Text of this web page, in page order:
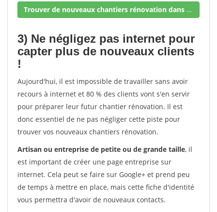
Trouver de nouveaux chantiers rénovation dans votre secteur !
3) Ne négligez pas internet pour
capter plus de nouveaux clients
!
Aujourd'hui, il est impossible de travailler sans avoir
recours à internet et 80 % des clients vont s'en servir
pour préparer leur futur chantier rénovation. Il est
donc essentiel de ne pas négliger cette piste pour
trouver vos nouveaux chantiers rénovation.
Artisan ou entreprise de petite ou de grande taille, il
est important de créer une page entreprise sur
internet. Cela peut se faire sur Google+ et prend peu
de temps à mettre en place, mais cette fiche d'identité
vous permettra d'avoir de nouveaux contacts.